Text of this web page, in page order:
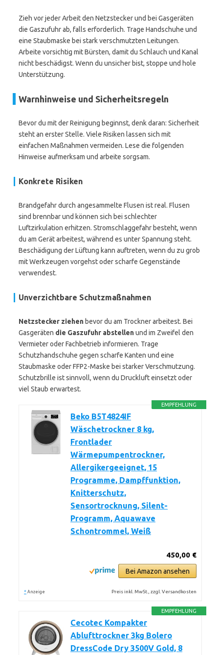
Zieh vor jeder Arbeit den Netzstecker und bei Gasgeräten
die Gaszufuhr ab, falls erforderlich. Trage Handschuhe und
eine Staubmaske bei stark verschmutzten Leitungen.
Arbeite vorsichtig mit Bürsten, damit du Schlauch und Kanal
nicht beschädigst. Wenn du unsicher bist, stoppe und hole
Unterstützung.
Warnhinweise und Sicherheitsregeln
Bevor du mit der Reinigung beginnst, denk daran: Sicherheit
steht an erster Stelle. Viele Risiken lassen sich mit
einfachen Maßnahmen vermeiden. Lese die folgenden
Hinweise aufmerksam und arbeite sorgsam.
Konkrete Risiken
Brandgefahr durch angesammelte Flusen ist real. Flusen
sind brennbar und können sich bei schlechter
Luftzirkulation erhitzen. Stromschlaggefahr besteht, wenn
du am Gerät arbeitest, während es unter Spannung steht.
Beschädigung der Lüftung kann auftreten, wenn du zu grob
mit Werkzeugen vorgehst oder scharfe Gegenstände
verwendest.
Unverzichtbare Schutzmaßnahmen
Netzstecker ziehen bevor du am Trockner arbeitest. Bei
Gasgeräten die Gaszufuhr abstellenund im Zweifel den
Vermieter oder Fachbetrieb informieren. Trage
Schutzhandschuhe gegen scharfe Kanten und eine
Staubmaske oder FFP2-Maske bei starker Verschmutzung.
Schutzbrille ist sinnvoll, wenn du Druckluft einsetzt oder
viel Staub erwartest.
EMPFEHLUNG
Beko B5T4824IF
Wäschetrockner 8 kg,
Frontlader
Wärmepumpentrockner,
Allergikergeeignet, 15
Programme, Dampffunktion,
Knitterschutz,
Sensortrocknung, Silent-
Programm, Aquawave
Schontrommel, Weiß
450,00 €
Bei Amazon ansehen
* Anzeige Preis inkl. MwSt., zzgl. Versandkosten
EMPFEHLUNG
Cecotec Kompakter
Ablufttrockner 3kg Bolero
DressCode Dry 3500V Gold, 8